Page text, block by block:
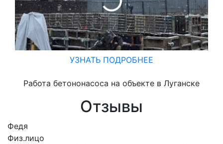
УЗНАТЬ ПОДРОБНЕЕ
Работа бетононасоса на объекте в Луганске
Отзывы
Федя
Физ.лицо